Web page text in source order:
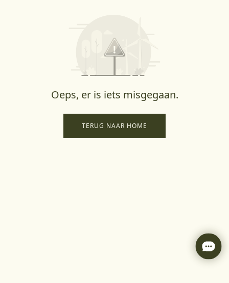
Oeps, er is iets misgegaan.
TERUG NAAR HOME